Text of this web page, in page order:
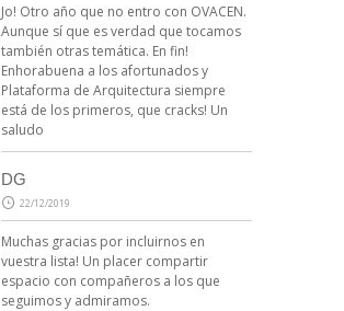
Jo! Otro año que no entro con OVACEN.
Aunque sí que es verdad que tocamos
también otras temática. En fin!
Enhorabuena a los afortunados y
Plataforma de Arquitectura siempre
está de los primeros, que cracks! Un
saludo
DG
22/12/2019
Muchas gracias por incluirnos en
vuestra lista! Un placer compartir
espacio con compañeros a los que
seguimos y admiramos.